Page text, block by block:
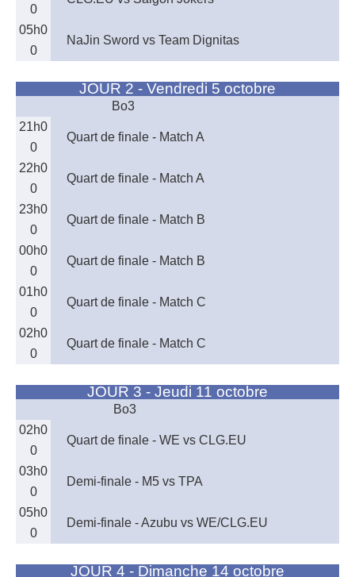
0
05h0
0
NaJin Sword vs Team Dignitas
JOUR 2 - Vendredi 5 octobre
Bo3
21h0
0
Quart de finale - Match A
22h0
0
Quart de finale - Match A
23h0
0
Quart de finale - Match B
00h0
0
Quart de finale - Match B
01h0
0
Quart de finale - Match C
02h0
0
Quart de finale - Match C
JOUR 3 - Jeudi 11 octobre
Bo3
02h0
0
Quart de finale - WE vs CLG.EU
03h0
0
Demi-finale - M5 vs TPA
05h0
0
Demi-finale - Azubu vs WE/CLG.EU
JOUR 4 - Dimanche 14 octobre